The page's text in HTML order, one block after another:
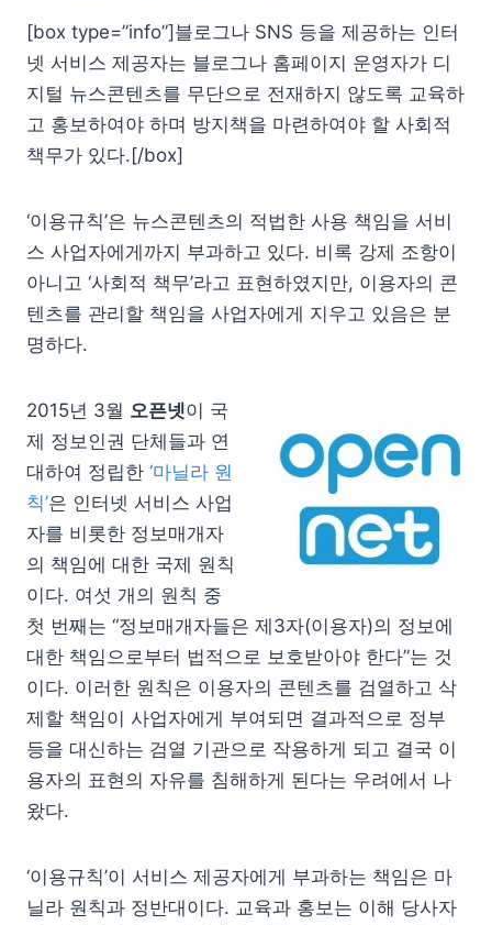
[box type=”info”]블로그나 SNS 등을 제공하는 인터
넷 서비스 제공자는 블로그나 홈페이지 운영자가 디
지털 뉴스콘텐츠를 무단으로 전재하지 않도록 교육하
고 홍보하여야 하며 방지책을 마련하여야 할 사회적
책무가 있다.[/box]
‘이용규칙’은 뉴스콘텐츠의 적법한 사용 책임을 서비
스 사업자에게까지 부과하고 있다. 비록 강제 조항이
아니고 ‘사회적 책무’라고 표현하였지만, 이용자의 콘
텐츠를 관리할 책임을 사업자에게 지우고 있음은 분
명하다.
2015년 3월 오픈넷이 국
제 정보인권 단체들과 연
대하여 정립한 ‘마닐라 원
칙’은 인터넷 서비스 사업
자를 비롯한 정보매개자
의 책임에 대한 국제 원칙
이다. 여섯 개의 원칙 중
첫 번째는 “정보매개자들은 제3자(이용자)의 정보에
대한 책임으로부터 법적으로 보호받아야 한다”는 것
이다. 이러한 원칙은 이용자의 콘텐츠를 검열하고 삭
제할 책임이 사업자에게 부여되면 결과적으로 정부
등을 대신하는 검열 기관으로 작용하게 되고 결국 이
용자의 표현의 자유를 침해하게 된다는 우려에서 나
왔다.
‘이용규칙’이 서비스 제공자에게 부과하는 책임은 마
닐라 원칙과 정반대이다. 교육과 홍보는 이해 당사자